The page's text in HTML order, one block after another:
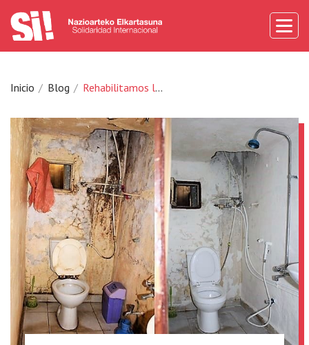
Inicio Blog Rehabilitamos las viviendas de refugiad_s en el Sur del Líbano.